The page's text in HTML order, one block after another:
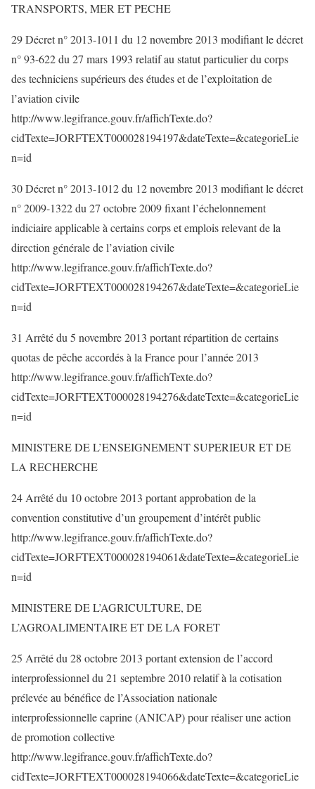
TRANSPORTS, MER ET PECHE
29 Décret n° 2013-1011 du 12 novembre 2013 modifiant le décret
n° 93-622 du 27 mars 1993 relatif au statut particulier du corps
des techniciens supérieurs des études et de l’exploitation de
l’aviation civile
http://www.legifrance.gouv.fr/affichTexte.do?
cidTexte=JORFTEXT000028194197&dateTexte=&categorieLie
n=id
30 Décret n° 2013-1012 du 12 novembre 2013 modifiant le décret
n° 2009-1322 du 27 octobre 2009 fixant l’échelonnement
indiciaire applicable à certains corps et emplois relevant de la
direction générale de l’aviation civile
http://www.legifrance.gouv.fr/affichTexte.do?
cidTexte=JORFTEXT000028194267&dateTexte=&categorieLie
n=id
31 Arrêté du 5 novembre 2013 portant répartition de certains
quotas de pêche accordés à la France pour l’année 2013
http://www.legifrance.gouv.fr/affichTexte.do?
cidTexte=JORFTEXT000028194276&dateTexte=&categorieLie
n=id
MINISTERE DE L’ENSEIGNEMENT SUPERIEUR ET DE
LA RECHERCHE
24 Arrêté du 10 octobre 2013 portant approbation de la
convention constitutive d’un groupement d’intérêt public
http://www.legifrance.gouv.fr/affichTexte.do?
cidTexte=JORFTEXT000028194061&dateTexte=&categorieLie
n=id
MINISTERE DE L’AGRICULTURE, DE
L’AGROALIMENTAIRE ET DE LA FORET
25 Arrêté du 28 octobre 2013 portant extension de l’accord
interprofessionnel du 21 septembre 2010 relatif à la cotisation
prélevée au bénéfice de l’Association nationale
interprofessionnelle caprine (ANICAP) pour réaliser une action
de promotion collective
http://www.legifrance.gouv.fr/affichTexte.do?
cidTexte=JORFTEXT000028194066&dateTexte=&categorieLie